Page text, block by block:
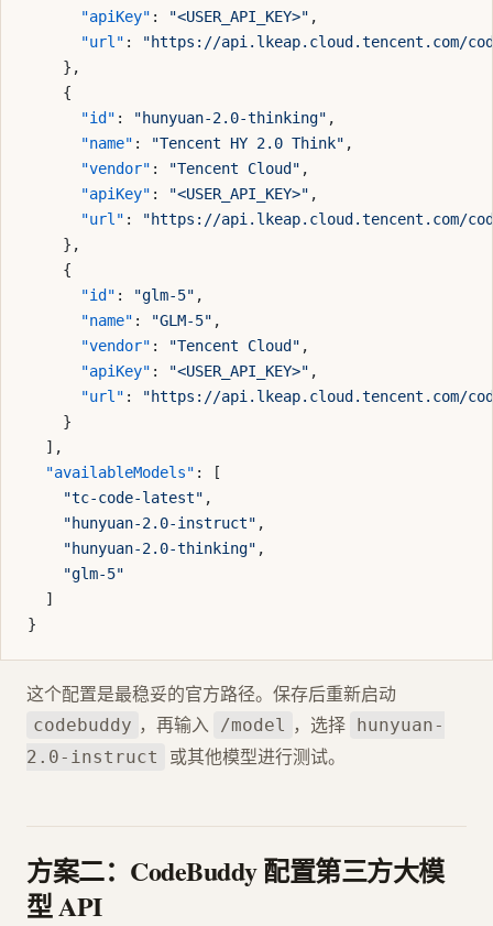
      "apiKey"
: "<USER_API_KEY>" ,
      "url"
:
"https://api.lkeap.cloud.tencent.com/
    },
    {
      "id"
: "hunyuan-2.0-thinking" ,
      "name"
: "Tencent HY 2.0 Think" ,
      "vendor"
: "Tencent Cloud" ,
      "apiKey"
: "<USER_API_KEY>" ,
      "url"
:
"https://api.lkeap.cloud.tencent.com/
    },
    {
      "id"
: "glm-5" ,
      "name"
: "GLM-5" ,
      "vendor"
: "Tencent Cloud" ,
      "apiKey"
: "<USER_API_KEY>" ,
      "url"
:
"https://api.lkeap.cloud.tencent.com/
    }
  ],
  "availableModels"
: [
    "tc-code-latest"
,
    "hunyuan-2.0-instruct"
,
    "hunyuan-2.0-thinking"
,
    "glm-5"
  ]
}
这个配置是最稳妥的官方路径。保存后重新启动
codebuddy ，再输入 /model ，选择 hunyuan-
2.0-instruct
或其他模型进行测试。
方案二：CodeBuddy 配置第三方大模
型 API